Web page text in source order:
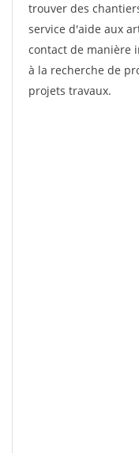
trouver des
service d'aide aux
contact de manière
à la recherche de
projets travaux.